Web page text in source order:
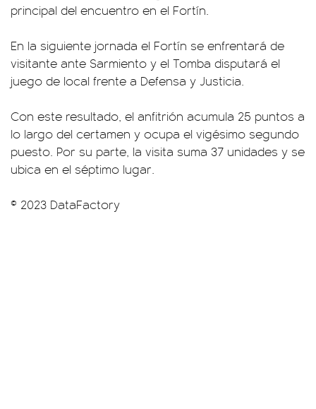
principal del encuentro en el Fortín.
En la siguiente jornada el Fortín se enfrentará de
visitante ante Sarmiento y el Tomba disputará el
juego de local frente a Defensa y Justicia.
Con este resultado, el anfitrión acumula 25 puntos a
lo largo del certamen y ocupa el vigésimo segundo
puesto. Por su parte, la visita suma 37 unidades y se
ubica en el séptimo lugar.
© 2023 DataFactory